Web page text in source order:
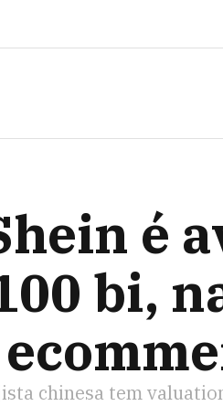
é
bi,
chinesa tem